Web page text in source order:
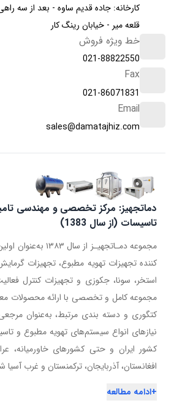
کارخانه: جاده قدیم ساوه - بعد از سه
قلعه میر - خیابان رینگ کار
خط ویژه فروش
021-88822550
Fax
021-86071831
Email
sales@damatajhiz.com
دماتجهیز: مرکز تخصصی و مهندسی
تاسیسات (از سال 1383)
مجموعه دمـاتجهیـز
کننده تجهیزات تهویه مطبوع، تجهیزات
استخر، سونا، جکوزی و تجهیزات کنترل
کتگوری و دسته بندی مرتبط، به‌عنوان مرجعی
نیازهای انواع سیستم‌های تهویه مطبوع و
کشور ایران و حتی کشورهای خاورمیانه،
افغانستان، آذربایجان، ترکمنستان و غرب
+ادامه مطالعه